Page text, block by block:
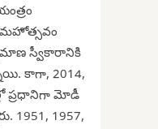
మహోత్సవం
స్వీకారానికి
కాగా, 2014,
ప్రధానిగా మోడీ
1951, 1957,